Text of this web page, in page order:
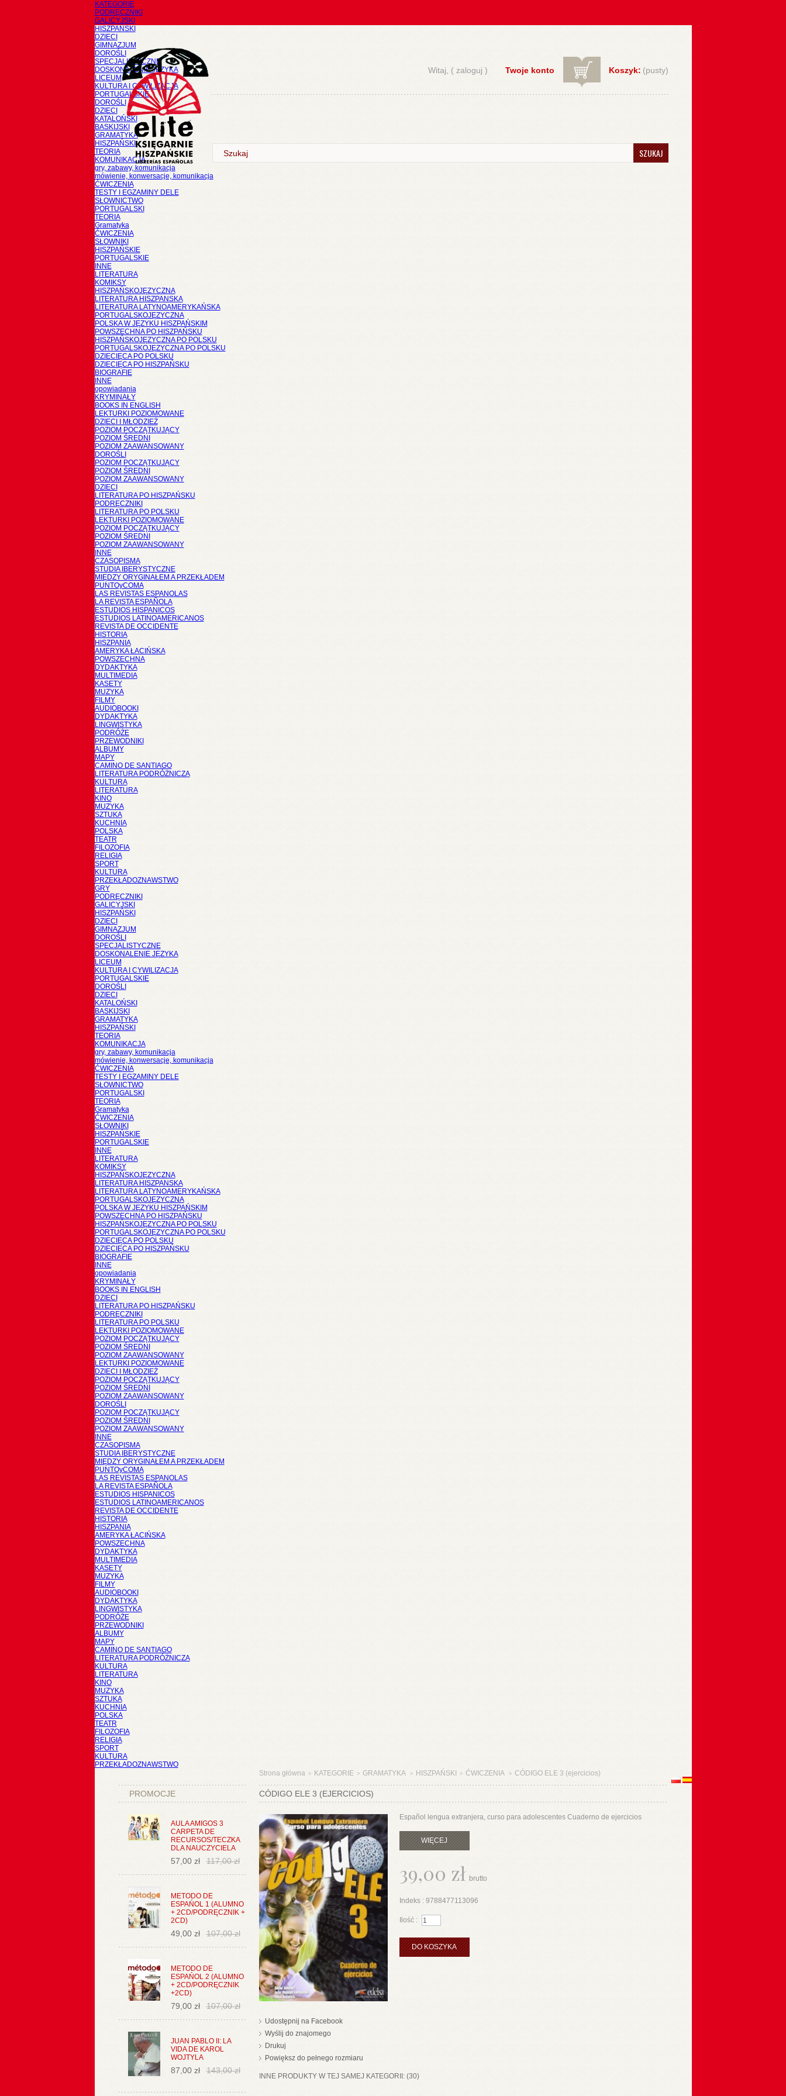
KATEGORIE
PODRĘCZNIKI
GALICYJSKI
HISZPAŃSKI
DZIECI
GIMNAZJUM
DOROŚLI
SPECJALISTYCZNE
DOSKONALENIE JĘZYKA
LICEUM
KULTURA I CYWILIZACJA
PORTUGALSKIE
DOROŚLI
DZIECI
KATALOŃSKI
BASKIJSKI
GRAMATYKA
HISZPAŃSKI
TEORIA
KOMUNIKACJA
gry, zabawy, komunikacja
mówienie, konwersacje, komunikacja
ĆWICZENIA
TESTY I EGZAMINY DELE
SŁOWNICTWO
PORTUGALSKI
TEORIA
Gramatyka
ĆWICZENIA
SŁOWNIKI
HISZPAŃSKIE
PORTUGALSKIE
INNE
LITERATURA
KOMIKSY
HISZPAŃSKOJĘZYCZNA
LITERATURA HISZPANSKA
LITERATURA LATYNOAMERYKAŃSKA
PORTUGALSKOJĘZYCZNA
POLSKA W JĘZYKU HISZPAŃSKIM
POWSZECHNA PO HISZPAŃSKU
HISZPAŃSKOJĘZYCZNA PO POLSKU
PORTUGALSKOJĘZYCZNA PO POLSKU
DZIECIĘCA PO POLSKU
DZIECIĘCA PO HISZPAŃSKU
BIOGRAFIE
INNE
opowiadania
KRYMINAŁY
BOOKS IN ENGLISH
LEKTURKI POZIOMOWANE
DZIECI I MŁODZIEŻ
POZIOM POCZĄTKUJĄCY
POZIOM ŚREDNI
POZIOM ZAAWANSOWANY
DOROŚLI
POZIOM POCZĄTKUJĄCY
POZIOM ŚREDNI
POZIOM ZAAWANSOWANY
DZIECI
LITERATURA PO HISZPAŃSKU
PODRĘCZNIKI
LITERATURA PO POLSKU
LEKTURKI POZIOMOWANE
POZIOM POCZĄTKUJĄCY
POZIOM ŚREDNI
POZIOM ZAAWANSOWANY
INNE
CZASOPISMA
STUDIA IBERYSTYCZNE
MIĘDZY ORYGINAŁEM A PRZEKŁADEM
PUNTOyCOMA
LAS REVISTAS ESPANOLAS
LA REVISTA ESPAÑOLA
ESTUDIOS HISPANICOS
ESTUDIOS LATINOAMERICANOS
REVISTA DE OCCIDENTE
HISTORIA
HISZPANIA
AMERYKA ŁACIŃSKA
POWSZECHNA
DYDAKTYKA
MULTIMEDIA
KASETY
MUZYKA
FILMY
AUDIOBOOKI
DYDAKTYKA
LINGWISTYKA
PODRÓŻE
PRZEWODNIKI
ALBUMY
MAPY
CAMINO DE SANTIAGO
LITERATURA PODRÓŻNICZA
KULTURA
LITERATURA
KINO
MUZYKA
SZTUKA
KUCHNIA
POLSKA
TEATR
FILOZOFIA
RELIGIA
SPORT
KULTURA
PRZEKŁADOZNAWSTWO
GRY
PODRĘCZNIKI
GALICYJSKI
HISZPAŃSKI
DZIECI
GIMNAZJUM
DOROŚLI
SPECJALISTYCZNE
DOSKONALENIE JĘZYKA
LICEUM
KULTURA I CYWILIZACJA
PORTUGALSKIE
DOROŚLI
DZIECI
KATALOŃSKI
BASKIJSKI
GRAMATYKA
HISZPAŃSKI
TEORIA
KOMUNIKACJA
gry, zabawy, komunikacja
mówienie, konwersacje, komunikacja
ĆWICZENIA
TESTY I EGZAMINY DELE
SŁOWNICTWO
PORTUGALSKI
TEORIA
Gramatyka
ĆWICZENIA
SŁOWNIKI
HISZPAŃSKIE
PORTUGALSKIE
INNE
LITERATURA
KOMIKSY
HISZPAŃSKOJĘZYCZNA
LITERATURA HISZPANSKA
LITERATURA LATYNOAMERYKAŃSKA
PORTUGALSKOJĘZYCZNA
POLSKA W JĘZYKU HISZPAŃSKIM
POWSZECHNA PO HISZPAŃSKU
HISZPAŃSKOJĘZYCZNA PO POLSKU
PORTUGALSKOJĘZYCZNA PO POLSKU
DZIECIĘCA PO POLSKU
DZIECIĘCA PO HISZPAŃSKU
BIOGRAFIE
INNE
opowiadania
KRYMINAŁY
BOOKS IN ENGLISH
DZIECI
LITERATURA PO HISZPAŃSKU
PODRĘCZNIKI
LITERATURA PO POLSKU
LEKTURKI POZIOMOWANE
POZIOM POCZĄTKUJĄCY
POZIOM ŚREDNI
POZIOM ZAAWANSOWANY
LEKTURKI POZIOMOWANE
DZIECI I MŁODZIEŻ
POZIOM POCZĄTKUJĄCY
POZIOM ŚREDNI
POZIOM ZAAWANSOWANY
DOROŚLI
POZIOM POCZĄTKUJĄCY
POZIOM ŚREDNI
POZIOM ZAAWANSOWANY
INNE
CZASOPISMA
STUDIA IBERYSTYCZNE
MIĘDZY ORYGINAŁEM A PRZEKŁADEM
PUNTOyCOMA
LAS REVISTAS ESPANOLAS
LA REVISTA ESPAÑOLA
ESTUDIOS HISPANICOS
ESTUDIOS LATINOAMERICANOS
REVISTA DE OCCIDENTE
HISTORIA
HISZPANIA
AMERYKA ŁACIŃSKA
POWSZECHNA
DYDAKTYKA
MULTIMEDIA
KASETY
MUZYKA
FILMY
AUDIOBOOKI
DYDAKTYKA
LINGWISTYKA
PODRÓŻE
PRZEWODNIKI
ALBUMY
MAPY
CAMINO DE SANTIAGO
LITERATURA PODRÓŻNICZA
KULTURA
LITERATURA
KINO
MUZYKA
SZTUKA
KUCHNIA
POLSKA
TEATR
FILOZOFIA
RELIGIA
SPORT
KULTURA
PRZEKŁADOZNAWSTWO
Koszyk: (pusty)
Twoje konto
Witaj, ( zaloguj )
SZUKAJ
PROMOCJE
AULA AMIGOS 3
CARPETA DE
RECURSOS/TECZKA
DLA NAUCZYCIELA
57,00 zł 117,00 zł
METODO DE
ESPAŃOL 1 (ALUMNO
+ 2CD/PODRĘCZNIK +
2CD)
49,00 zł 107,00 zł
METODO DE
ESPAŃOL 2 (ALUMNO
+ 2CD/PODRĘCZNIK
+2CD)
79,00 zł 107,00 zł
JUAN PABLO II: LA
VIDA DE KAROL
WOJTYLA
87,00 zł 143,00 zł
Strona główna > KATEGORIE > GRAMATYKA > HISZPAŃSKI > ĆWICZENIA > CÓDIGO ELE 3 (ejercicios)
CÓDIGO ELE 3 (EJERCICIOS)
Udostępnij na Facebook
Wyślij do znajomego
Drukuj
Powiększ do pełnego rozmiaru
Español lengua extranjera, curso para adolescentes Cuaderno de ejercicios
WIĘCEJ
39,00 zł brutto
Indeks : 9788477113096
Ilość :
DO KOSZYKA
INNE PRODUKTY W TEJ SAMEJ KATEGORII: (30)